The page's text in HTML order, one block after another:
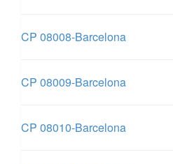
CP 08008-Barcelona
CP 08009-Barcelona
CP 08010-Barcelona